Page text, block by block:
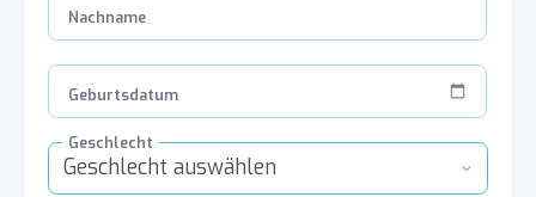
Nachname
Geburtsdatum
Geschlecht
Geschlecht auswählen